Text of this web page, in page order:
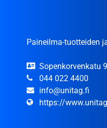
Paineilma-tuotteiden
Sopenkorvenkatu
044 022 4400
info@unitag.fi
https://